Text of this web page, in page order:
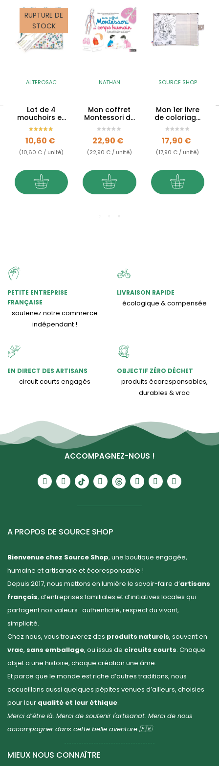
RUPTURE DE
STOCK
ALTEROSAC
Lot de 4
mouchoirs en
coton BIO
réutilisables
Prix
10,60 €
(10,60 € / unité)
NATHAN
Mon coffret
Montessori du
corps humain
Prix
22,90 €
(22,90 € / unité)
SOURCE SHOP
Mon 1er livre
de coloriage
lavable
Prix
17,90 €
(17,90 € / unité)
PETITE ENTREPRISE
FRANÇAISE
soutenez notre commerce
indépendant !
LIVRAISON RAPIDE
écologique & compensée
EN DIRECT DES ARTISANS
circuit courts engagés
OBJECTIF ZÉRO DÉCHET
produits écoresponsables,
durables & vrac
ACCOMPAGNEZ-NOUS !
A PROPOS DE SOURCE SHOP
Bienvenue chez Source Shop, une boutique engagée,
humaine et artisanale et écoresponsable !
Depuis 2017, nous mettons en lumière le savoir-faire d’artisans
français, d’entreprises familiales et d’initiatives locales qui
partagent nos valeurs : authenticité, respect du vivant,
simplicité.
Chez nous, vous trouverez des produits naturels, souvent en
vrac, sans emballage, ou issus de circuits courts. Chaque
objet a une histoire, chaque création une âme.
Et parce que le monde est riche d’autres traditions, nous
accueillons aussi quelques pépites venues d’ailleurs, choisies
pour leur qualité et leur éthique.
Merci d’être là. Merci de soutenir l'artisanat. Merci de nous
accompagner dans cette belle aventure 🇫🇷
MIEUX NOUS CONNAÎTRE